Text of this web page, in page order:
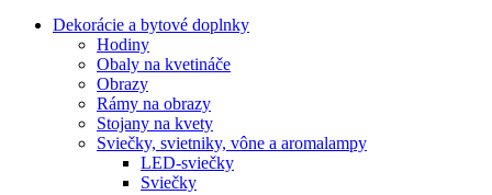
Dekorácie a bytové doplnky
Hodiny
Obaly na kvetináče
Obrazy
Rámy na obrazy
Stojany na kvety
Sviečky, svietniky, vône a aromalampy
LED-sviečky
Sviečky